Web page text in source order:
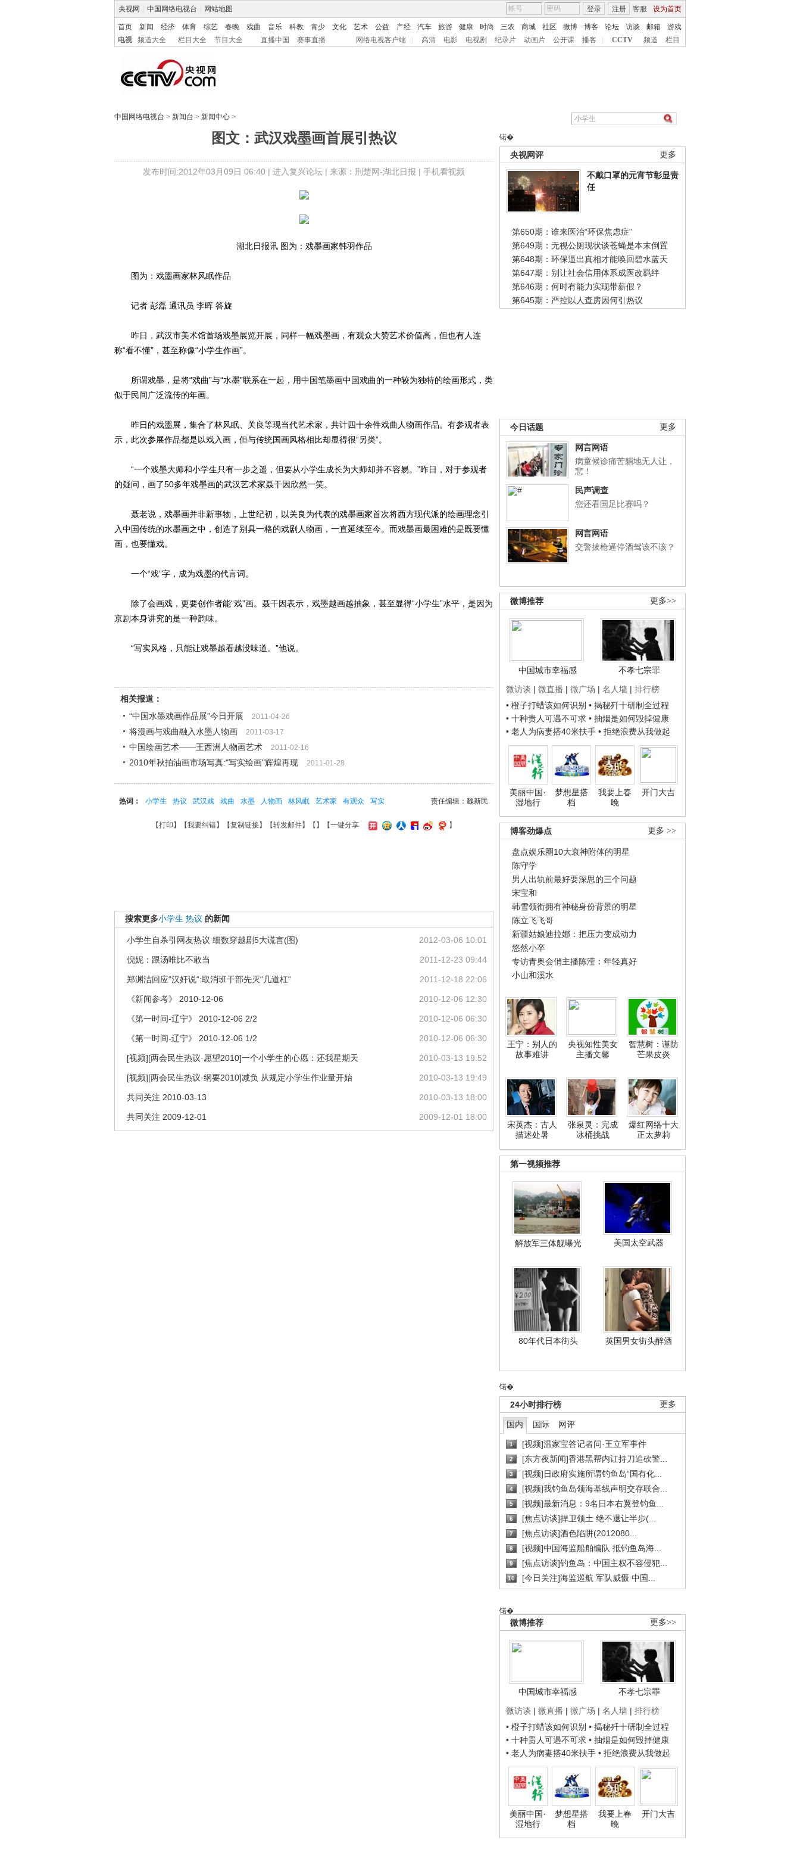
央视网 中国网络电视台 网站地图 客服 设为首页
登录 注册
首页 新闻 经济 体育 综艺 春晚 戏曲 音乐 科教 青少 文化 艺术 公益 产经 汽车 旅游 健康 时尚 三农 商城 社区 微博 博客 论坛 访谈 邮箱
游戏
电视
频道大全 栏目大全 节目大全 直播中国 赛事直播 网络电视客户端 高清 电影 电视剧 纪录片 动画片 公开课 播客 CCTV 频道 栏目
中国网络电视台 > 新闻台 > 新闻中心 >
图文：武汉戏墨画首展引热议
发布时间:2012年03月09日 06:40 | 进入复兴论坛 | 来源：荆楚网-湖北日报 | 手机看视频
锘�
更多
央视网评
不戴口罩的元宵节彰显责
任
第650期：谁来医治“环保焦虑症”
第649期：无视公厕现状谈苍蝇是本末倒置
第648期：环保逼出真相才能唤回碧水蓝天
第647期：别让社会信用体系成医改羁绊
第646期：何时有能力实现带薪假？
第645期：严控以人查房因何引热议
更多
今日话题
网言网语
病童候诊痛苦躺地无人让，
悲！
民声调查
您还看国足比赛吗？
网言网语
交警拔枪逼停酒驾该不该？
更多>>
微博推荐
中国城市幸福感
不孝七宗罪
微访谈 | 微直播 | 微广场 | 名人墙 | 排行榜
• 橙子打蜡该如何识别 • 揭秘歼十研制全过程
• 十种贵人可遇不可求 • 抽烟是如何毁掉健康
• 老人为病妻搭40米扶手 • 拒绝浪费从我做起
美丽中国·
湿地行
梦想星搭
档
我要上春
晚
开门大吉
更多 >>
博客劲爆点
盘点娱乐圈10大衰神附体的明星
陈守学
男人出轨前最好要深思的三个问题
宋宝和
韩雪领衔拥有神秘身份背景的明星
陈立飞飞哥
新疆姑娘迪拉娜：把压力变成动力
悠然小卒
专访青奥会俏主播陈滢：年轻真好
小山和溪水
王宁：别人的
故事难讲
央视知性美女
主播文馨
智慧树：谨防
芒果皮炎
宋英杰：古人
描述处暑
张泉灵：完成
冰桶挑战
爆红网络十大
正太萝莉
第一视频推荐
解放军三体舰曝光 美国太空武器
80年代日本街头 英国男女街头醉酒
锘�
更多
24小时排行榜
国内 国际 网评
1 [视频]温家宝答记者问·王立军事件
2 [东方夜新闻]香港黑帮内讧持刀追砍警...
3 [视频]日政府实施所谓钓鱼岛“国有化...
4 [视频]我钓鱼岛领海基线声明交存联合...
5 [视频]最新消息：9名日本右翼登钓鱼...
6 [焦点访谈]捍卫领土 绝不退让半步(...
7 [焦点访谈]酒色陷阱(2012080...
8 [视频]中国海监船舶编队 抵钓鱼岛海...
9 [焦点访谈]钓鱼岛：中国主权不容侵犯...
10 [今日关注]海监巡航 军队威慑 中国...
锘�
更多>>
微博推荐
中国城市幸福感
不孝七宗罪
微访谈 | 微直播 | 微广场 | 名人墙 | 排行榜
• 橙子打蜡该如何识别 • 揭秘歼十研制全过程
• 十种贵人可遇不可求 • 抽烟是如何毁掉健康
• 老人为病妻搭40米扶手 • 拒绝浪费从我做起
美丽中国·
湿地行
梦想星搭
档
我要上春
晚
开门大吉
湖北日报讯 图为：戏墨画家韩羽作品
图为：戏墨画家林风眠作品
记者 彭磊 通讯员 李晖 答旋
昨日，武汉市美术馆首场戏墨展览开展，同样一幅戏墨画，有观众大赞艺术价值高，但也有人连
称“看不懂”，甚至称像“小学生作画”。
所谓戏墨，是将“戏曲”与“水墨”联系在一起，用中国笔墨画中国戏曲的一种较为独特的绘画形式，类
似于民间广泛流传的年画。
昨日的戏墨展，集合了林风眠、关良等现当代艺术家，共计四十余件戏曲人物画作品。有参观者表
示，此次参展作品都是以戏入画，但与传统国画风格相比却显得很“另类”。
“一个戏墨大师和小学生只有一步之遥，但要从小学生成长为大师却并不容易。”昨日，对于参观者
的疑问，画了50多年戏墨画的武汉艺术家聂干因欣然一笑。
聂老说，戏墨画并非新事物，上世纪初，以关良为代表的戏墨画家首次将西方现代派的绘画理念引
入中国传统的水墨画之中，创造了别具一格的戏剧人物画，一直延续至今。而戏墨画最困难的是既要懂
画，也要懂戏。
一个“戏”字，成为戏墨的代言词。
除了会画戏，更要创作者能“戏”画。聂干因表示，戏墨越画越抽象，甚至显得“小学生”水平，是因为
京剧本身讲究的是一种韵味。
“写实风格，只能让戏墨越看越没味道。”他说。
相关报道：
“中国水墨戏画作品展”今日开展
2011-04-26
将漫画与戏曲融入水墨人物画 2011-03-17
中国绘画艺术――王西洲人物画艺术 2011-02-16
2010年秋拍油画市场写真:"写实绘画"辉煌再现 2011-01-28
责任编辑：魏新民
热词： 小学生 热议 武汉戏 戏曲 水墨 人物画 林风眠 艺术家 有观众 写实
【打印 】【我要纠错】【复制链接】【转发邮件】【 】 【一键分享 】
搜索更多小学生 热议 的新闻
2012-03-06 10:01
小学生自杀引网友热议 细数穿越剧5大谎言(图)
2011-12-23 09:44
倪妮：跟汤唯比不敢当
2011-12-18 22:06
郑渊洁回应“汉奸说“:取消班干部先灭“几道杠“
2010-12-06 12:30
《新闻参考》 2010-12-06
2010-12-06 06:30
《第一时间-辽宁》 2010-12-06 2/2
2010-12-06 06:30
《第一时间-辽宁》 2010-12-06 1/2
2010-03-13 19:52
[视频][两会民生热议·愿望2010]一个小学生的心愿：还我星期天
2010-03-13 19:49
[视频][两会民生热议·纲要2010]减负 从规定小学生作业量开始
2010-03-13 18:00
共同关注 2010-03-13
2009-12-01 18:00
共同关注 2009-12-01